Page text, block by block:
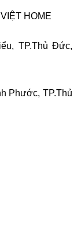
HOME
TP.Thủ Đức,
Phước, TP.Thủ